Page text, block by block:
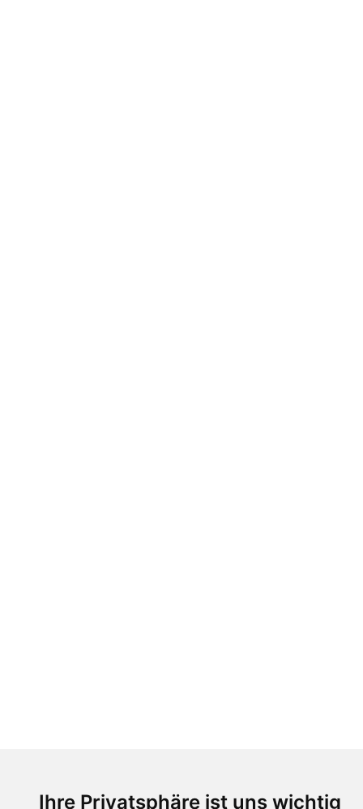
Ihre Privatsphäre ist uns wichtig